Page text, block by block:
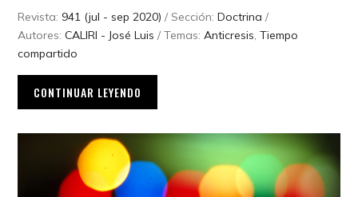
Revista: 941 (jul - sep 2020) / Sección:Doctrina /
Autores:CALIRI - José Luis / Temas:Anticresis,Tiempo
compartido
CONTINUAR LEYENDO